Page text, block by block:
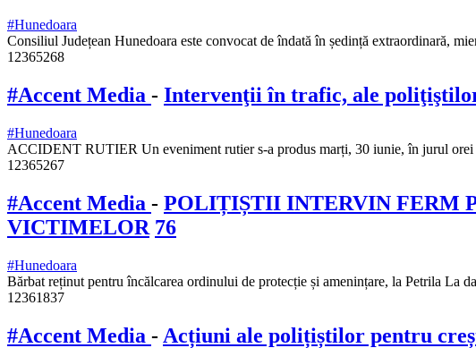
#Hunedoara
Consiliul Județean Hunedoara este convocat de îndată în ședință extraordinară,
12365268
#Accent Media - Intervenţii în trafic, ale
#Hunedoara
ACCIDENT RUTIER Un eveniment rutier s-a produs marți, 30 iunie, în jurul
12365267
#Accent Media - POLIȚIȘTII INTERVIN FERM
VICTIMELOR 76
#Hunedoara
Bărbat reținut pentru încălcarea ordinului de protecție și amenințare, la Petrila
12361837
#Accent Media - Acțiuni ale polițiștilor pentru